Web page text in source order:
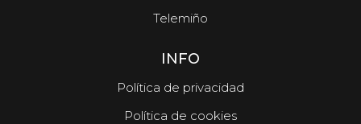
Telemiño
INFO
Política de privacidad
Política de cookies